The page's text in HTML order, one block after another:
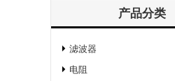
产品分类
滤波器
电阻